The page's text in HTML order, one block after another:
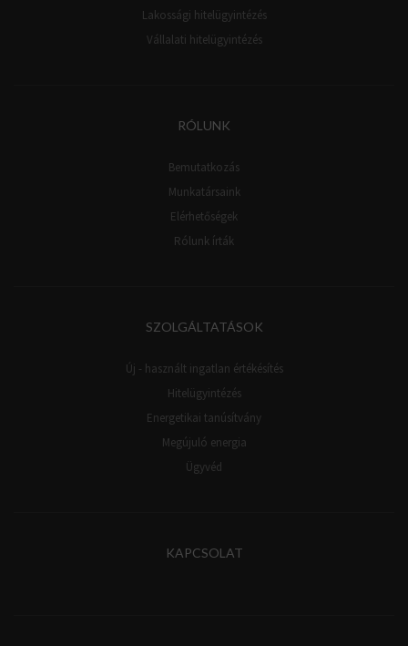
Lakossági hitelügyintézés
Vállalati hitelügyintézés
RÓLUNK
Bemutatkozás
Munkatársaink
Elérhetőségek
Rólunk írták
SZOLGÁLTATÁSOK
Új - használt ingatlan értékésítés
Hitelügyintézés
Energetikai tanúsítvány
Megújuló energia
Ügyvéd
KAPCSOLAT